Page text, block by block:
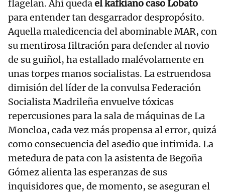
flagelan. Ahí quedael kafkiano caso Lobato
para entender tan desgarrador despropósito.
Aquella maledicencia del abominable MAR, con
su mentirosa filtración para defender al novio
de su guiñol, ha estallado malévolamente en
unas torpes manos socialistas. La estruendosa
dimisión del líder de la convulsa Federación
Socialista Madrileña envuelve tóxicas
repercusiones para la sala de máquinas de La
Moncloa, cada vez más propensa al error, quizá
como consecuencia del asedio que intimida. La
metedura de pata con la asistenta de Begoña
Gómez alienta las esperanzas de sus
inquisidores que, de momento, se aseguran el